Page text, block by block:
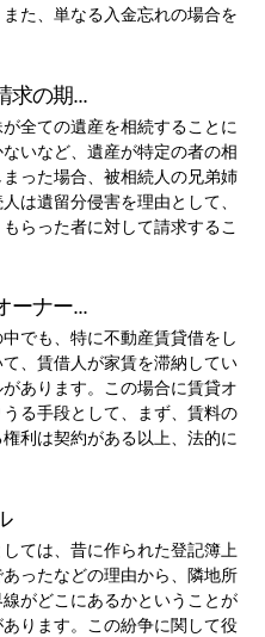
た、単なる入金忘れの場合を
求の期...
全ての遺産を相続することに
いなど、遺産が特定の者の相
った場合、被相続人の兄弟姉
は遺留分侵害を理由として、
らった者に対して請求するこ
ーナー...
でも、特に不動産賃貸借をし
、賃借人が家賃を滞納してい
あります。この場合に賃貸オ
る手段として、まず、賃料の
利は契約がある以上、法的に
ては、昔に作られた登記簿上
ったなどの理由から、隣地所
がどこにあるかということが
ります。この紛争に関して役